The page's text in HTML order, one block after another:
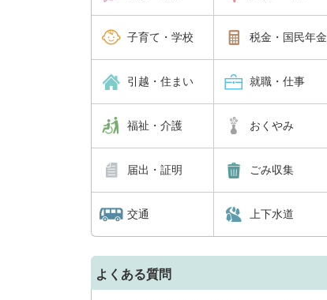
子育て・学校 税金・国民年金
引越・住まい 就職・仕事
福祉・介護 おくやみ
届出・証明 ごみ収集
交通 上下水道
よくある質問